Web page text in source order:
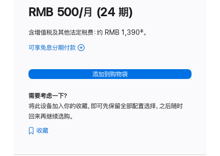
RMB 500/月 (24 期)
含增值税及其他法定税费：约 RMB 1,390脚
‡。
可享免息分期付款 (Studio
-
标
璃
添加到购物袋
需要考虑一下？
将此设备加入你的收藏，即可先保留全部配置选择，之后随时
回来再继续选购。
收藏